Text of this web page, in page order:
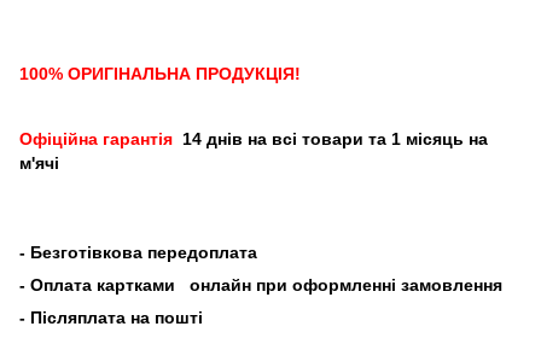
100% ОРИГІНАЛЬНА ПРОДУКЦІЯ!
Офіційна гарантія 14 днів на всі товари та 1 місяць на
м'ячі
- Безготівкова передоплата
- Оплата картками
онлайн при оформленні замовлення
- Післяплата на пошті